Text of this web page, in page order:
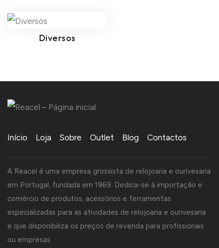
Diversos
Início Loja Sobre Outlet Blog Contactos
A Reacel é uma empresa grossista de relojoaria e ourivesaria
em Portugal, fundada em 1969. Dedica-se à importação e
comércio de produtos, acessórios e ferramentas
especializadas para as atividades de relojoaria e ourivesaria
e que disponibiliza os preços de revenda para profissionais
ou empresas.